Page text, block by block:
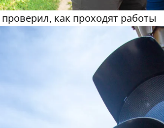
как проходят работы